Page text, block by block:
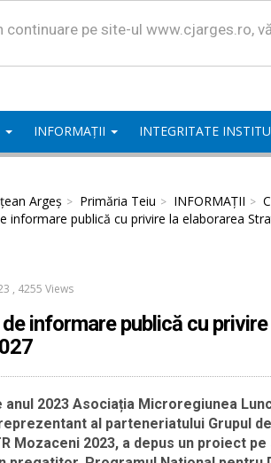
pe site-ul www.cjarges.ro,
INFORMAȚII INTEGRITATE
Argeș Primăria Teiu INFORMAȚII
informare publică cu privire la elaborarea
, 4255 Views
informare publică cu
anul 2023 Asociația Microregiunea
al parteneriatului Grupul
Mozaceni 2023, a depus un proiect